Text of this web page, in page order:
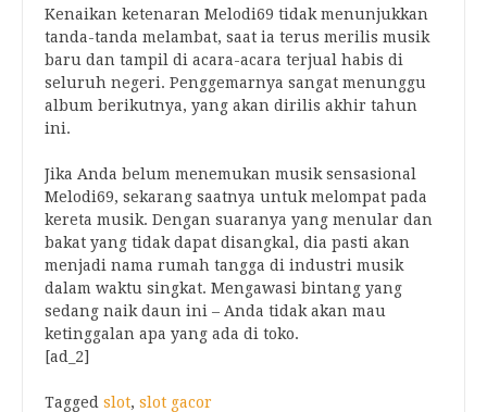
Kenaikan ketenaran Melodi69 tidak menunjukkan
tanda-tanda melambat, saat ia terus merilis musik
baru dan tampil di acara-acara terjual habis di
seluruh negeri. Penggemarnya sangat menunggu
album berikutnya, yang akan dirilis akhir tahun
ini.
Jika Anda belum menemukan musik sensasional
Melodi69, sekarang saatnya untuk melompat pada
kereta musik. Dengan suaranya yang menular dan
bakat yang tidak dapat disangkal, dia pasti akan
menjadi nama rumah tangga di industri musik
dalam waktu singkat. Mengawasi bintang yang
sedang naik daun ini – Anda tidak akan mau
ketinggalan apa yang ada di toko.
[ad_2]
Tagged slot, slot gacor